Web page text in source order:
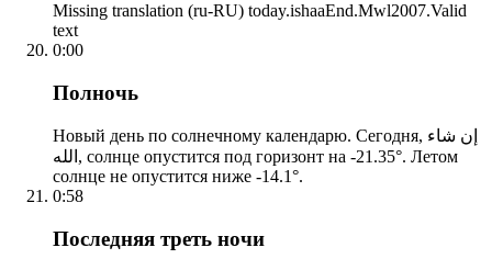
Missing translation (ru-RU) today.ishaaEnd.Mwl2007.Valid
text
0:00
Полночь
Новый день по солнечному календарю. Сегодня, إن شاء
الله, солнце опустится под горизонт на -21.35°. Летом
солнце не опустится ниже -14.1°.
0:58
Последняя треть ночи